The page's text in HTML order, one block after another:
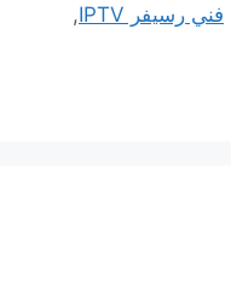
فني رسيفر IPTV
,